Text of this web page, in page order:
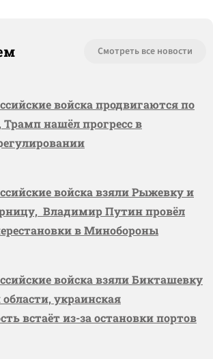
Смотреть все новости
войска продвигаются по
нашёл прогресс в
войска взяли Рыжевку и
Владимир Путин провёл
в Минобороны
войска взяли Бикташевку
украинская
встаёт из-за остановки портов